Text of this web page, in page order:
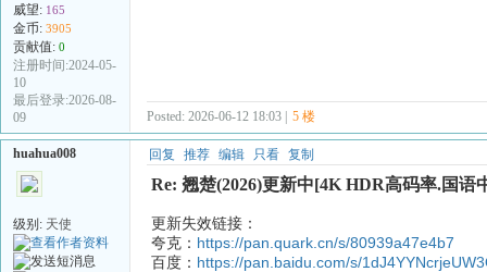
威望: 165
金币: 3905
贡献值: 0
注册时间:2024-05-
10
最后登录:2026-08-
09
Posted: 2026-06-12 18:03 | 5 楼
huahua008
级别: 天使
回复 推荐 编辑 只看 复制
Re: 翘楚(2026)更新中[4K HDR高码率.国语
更新失效链接：
夸克： https://pan.quark.cn/s/80939a47e4b7
百度： https://pan.baidu.com/s/